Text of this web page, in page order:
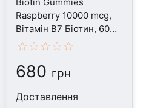
Raspberry 10000 mcg,
Вітамін B7 Біотин, 60
таблеток
680 грн
Доставлення